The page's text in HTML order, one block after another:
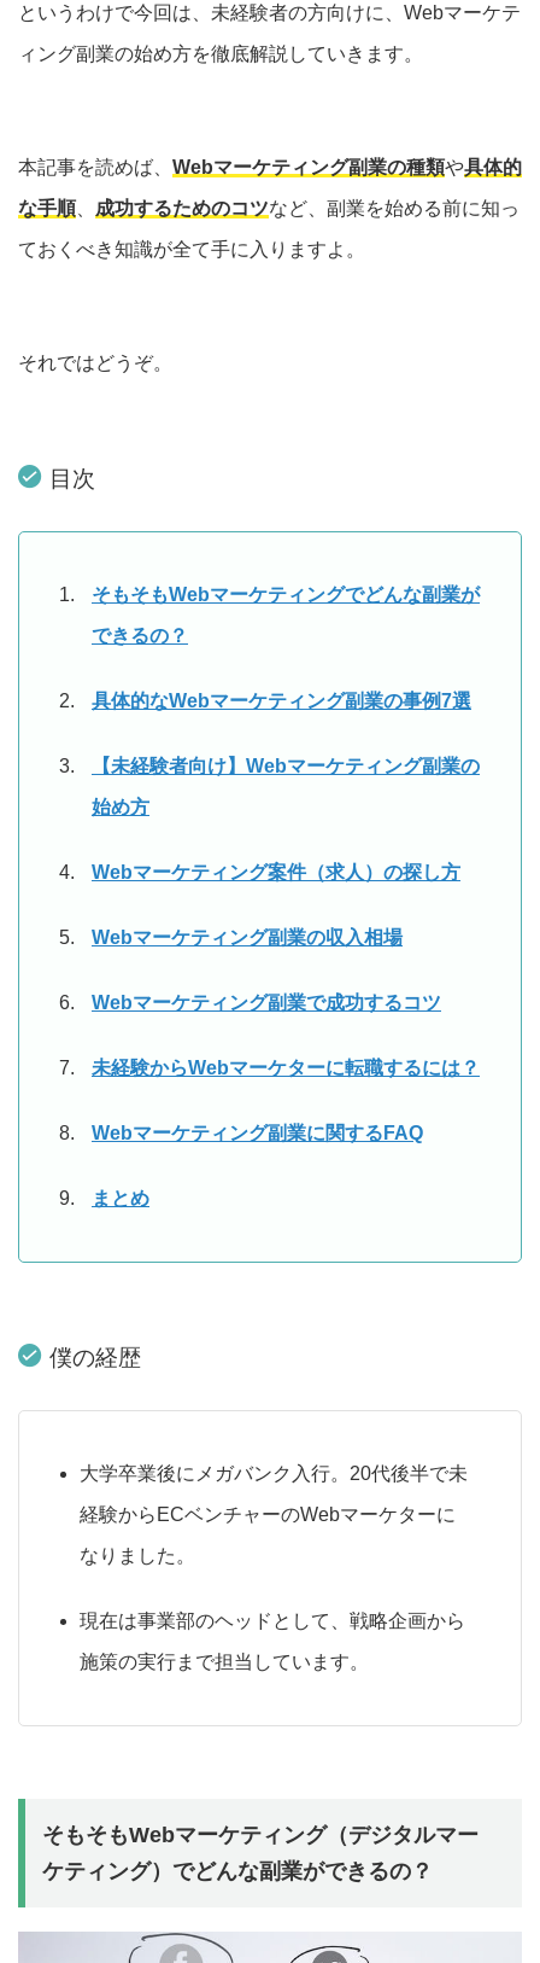
というわけで今回は、未経験者の方向けに、Webマーケテ
ィング副業の始め方を徹底解説していきます。
本記事を読めば、 Webマーケティング副業の種類や具体的
な手順、 成功するためのコツなど、副業を始める前に知っ
ておくべき知識が全て手に入りますよ。
それではどうぞ。
目次
そもそもWebマーケティングでどんな副業が
できるの？
具体的なWebマーケティング副業の事例7選
【未経験者向け】Webマーケティング副業の
始め方
Webマーケティング案件（求人）の探し方
Webマーケティング副業の収入相場
Webマーケティング副業で成功するコツ
未経験からWebマーケターに転職するには？
Webマーケティング副業に関するFAQ
まとめ
僕の経歴
大学卒業後にメガバンク入行。20代後半で未
経験からECベンチャーのWebマーケターに
なりました。
現在は事業部のヘッドとして、戦略企画から
施策の実行まで担当しています。
そもそもWebマーケティング（デジタルマー
ケティング）でどんな副業ができるの？